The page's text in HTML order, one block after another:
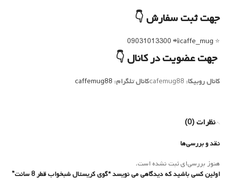
جهت ثبت سفارش 👇
📲
09031013300 ⭐️
caffe_mug
جهت عضویت در کانال 👇
کانال تلگرام: caffemug88 کانال روبیکا:
نظرات (0)
نقد و بررسی‌ها
هنوز بررسی‌ای ثبت نشده است.
اولین کسی باشید که دیدگاهی می نویسد “گوی کریستال شبخواب قطر 8 سانت”